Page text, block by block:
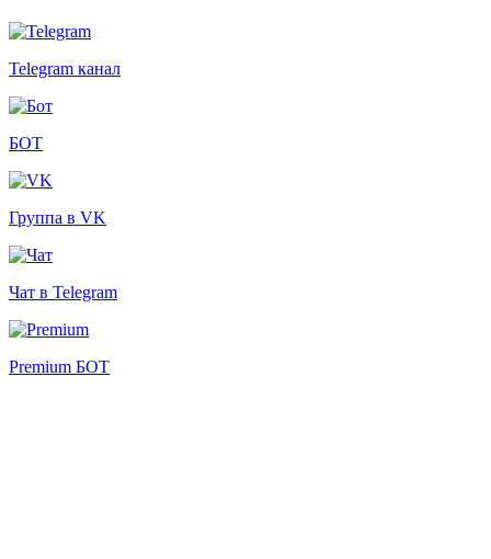
Telegram канал
БОТ
Группа в VK
Чат в Telegram
Premium БОТ